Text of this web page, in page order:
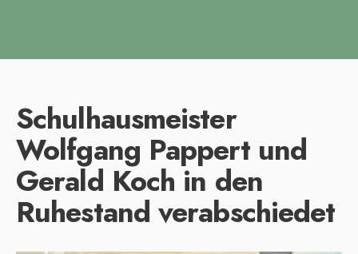
Schulhausmeister
Wolfgang Pappert und
Gerald Koch in den
Ruhestand verabschiedet